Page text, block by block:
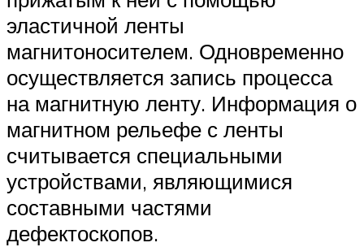
эластичной ленты
магнитоносителем. Одновременно
осуществляется запись процесса
на магнитную ленту. Информация о
магнитном рельефе с ленты
считывается специальными
устройствами, являющимися
составными частями
дефектоскопов.